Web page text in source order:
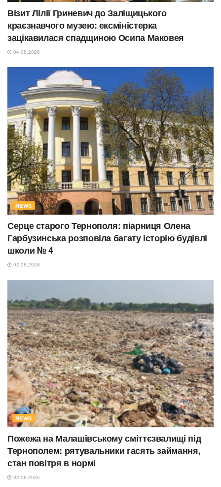
Візит Лілії Гриневич до Заліщицького
краєзнавчого музею: ексміністерка
зацікавилася спадщиною Осипа Маковея
04.08.2026
NEWS
Серце старого Тернополя: піарниця Олена
Гарбузинська розповіла багату історію будівлі
школи № 4
02.08.2026
NEWS
Пожежа на Малашівському сміттєзвалищі під
Тернополем: рятувальники гасять займання,
стан повітря в нормі
02.08.2026